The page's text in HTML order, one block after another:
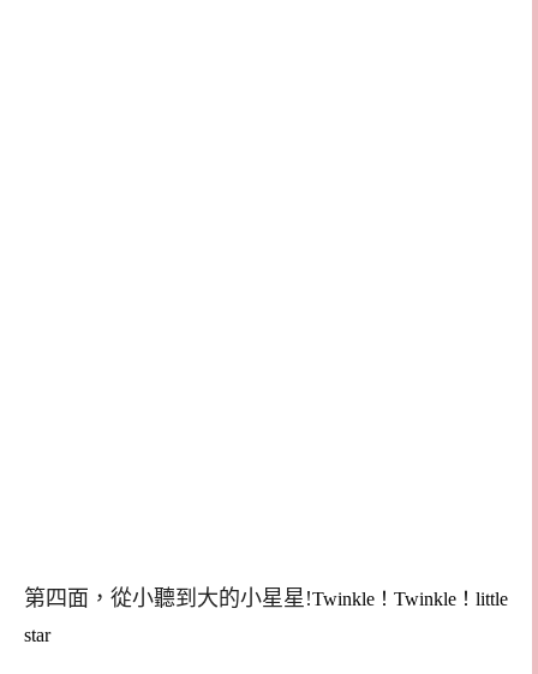
第四面，從小聽到大的小星星!Twinkle！Twinkle！little
star